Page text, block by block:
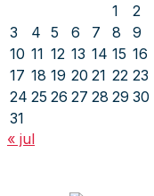
1
2
3
4 5 6 7 8
9
10 11 12 13 14 15 16
17 18 19 20 21 22 23
24 25 26 27 28 29 30
31
« jul